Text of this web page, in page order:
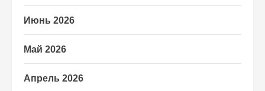
Июнь 2026
Май 2026
Апрель 2026